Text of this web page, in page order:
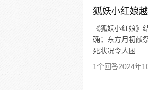
狐妖小红娘
《狐妖小红娘
确；东方月初献
死状况令人困...
1个回答2024年